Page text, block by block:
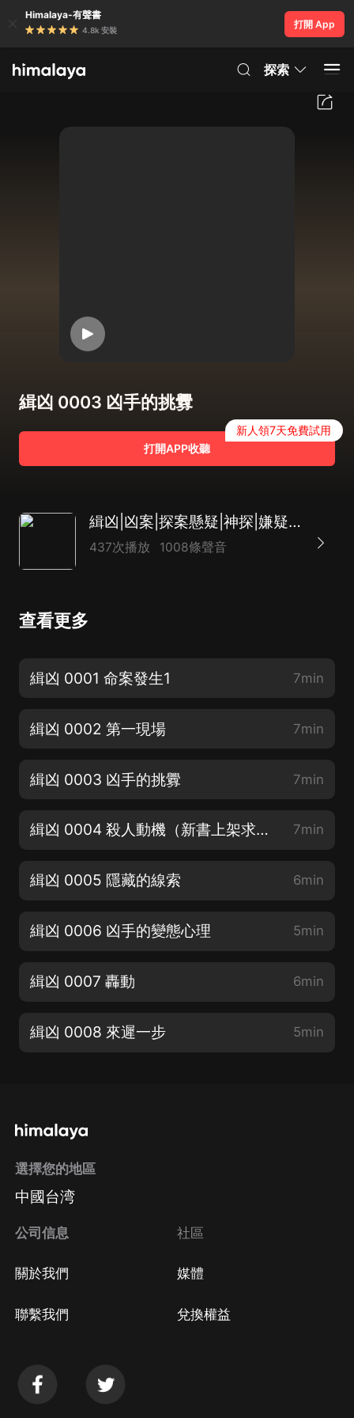
Himalaya-有聲書
4.8k 安裝
打開 App
探索
緝凶 0003 凶手的挑釁
打開APP收聽
新人領7天免費試用
緝凶|凶案|探案懸疑|神探|嫌疑人|多人有聲劇
437次播放 1008條聲音
查看更多
緝凶 0001 命案發生1 7min
緝凶 0002 第一現場 7min
緝凶 0003 凶手的挑釁 7min
緝凶 0004 殺人動機（新書上架求訂閱） 7min
緝凶 0005 隱藏的線索 6min
緝凶 0006 凶手的變態心理 5min
緝凶 0007 轟動 6min
緝凶 0008 來遲一步 5min
選擇您的地區
中國台湾
公司信息
關於我們
聯繫我們
社區
媒體
兌換權益